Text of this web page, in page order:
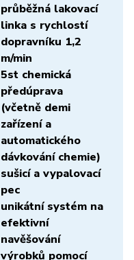
průběžná lakovací
linka s rychlostí
dopravníku 1,2
m/min
5st chemická
předúprava
(včetně demi
zařízení a
automatického
dávkování chemie)
sušicí a vypalovací
pec
unikátní systém na
efektivní
navěšování
výrobků pomocí